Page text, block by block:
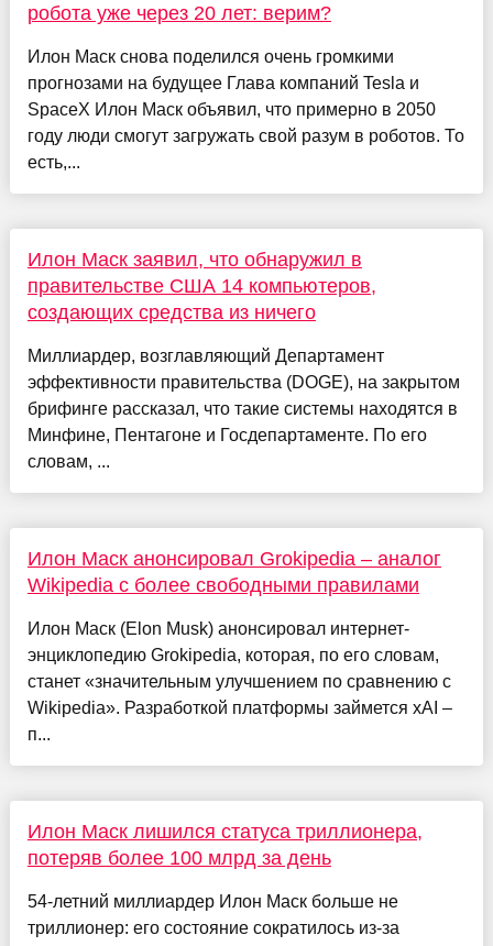
робота уже через 20 лет: верим?
Илон Маск снова поделился очень громкими
прогнозами на будущее Глава компаний Tesla и
SpaceX Илон Маск объявил, что примерно в 2050
году люди смогут загружать свой разум в роботов. То
есть,...
Илон Маск заявил, что обнаружил в
правительстве США 14 компьютеров,
создающих средства из ничего
Миллиардер, возглавляющий Департамент
эффективности правительства (DOGE), на закрытом
брифинге рассказал, что такие системы находятся в
Минфине, Пентагоне и Госдепартаменте. По его
словам, ...
Илон Маск анонсировал Grokipedia – аналог
Wikipedia с более свободными правилами
Илон Маск (Elon Musk) анонсировал интернет-
энциклопедию Grokipedia, которая, по его словам,
станет «значительным улучшением по сравнению с
Wikipedia». Разработкой платформы займется xAI –
п...
Илон Маск лишился статуса триллионера,
потеряв более 100 млрд за день
54-летний миллиардер Илон Маск больше не
триллионер: его состояние сократилось из-за